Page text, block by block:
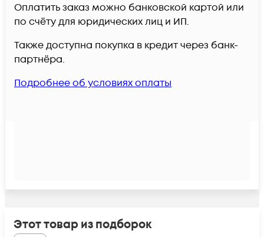
Оплатить заказ можно банковской картой или
по счёту для юридических лиц и ИП.
Также доступна покупка в кредит через банк-
партнёра.
Подробнее об условиях оплаты
Этот товар из подборок